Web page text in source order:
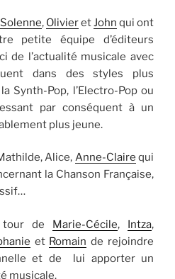
Solenne, OlivieretJohn qui ont
petite équipe d’éditeurs
de l’actualité musicale avec
dans des styles plus
Synth-Pop, l’Electro-Pop ou
par conséquent à un
plus jeune.
Alice, Anne-Claire qui
la Chanson Française,
tour de Marie-Cécile, Intza,
et Romain de rejoindre
et de lui apporter un
musicale.